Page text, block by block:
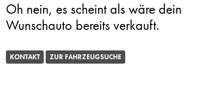
Oh nein, es scheint als wäre dein
Wunschauto bereits verkauft.
KONTAKT ZUR FAHRZEUGSUCHE